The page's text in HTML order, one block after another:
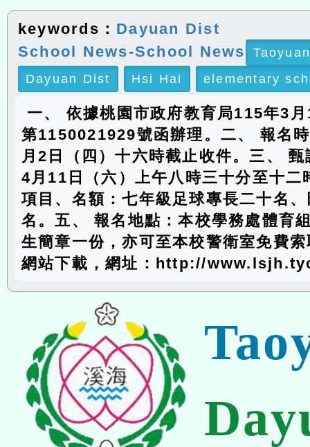
keywords： Dayuan Dist
School News-School News
Dayuan Dist
Hsi Hai elementary
一、 依據桃園市政府教育局115年3
第1150021929號函辦理。二、 報名
月2日（四）十六時截止收件。三、
4月11日（六）上午八時三十分至十二
項目、名額：七年級足球專長二十名
名。五、 報名地點：本校學務處體育
生簡章一份，亦可至本校警衛室免費
網站下載，網址：http://